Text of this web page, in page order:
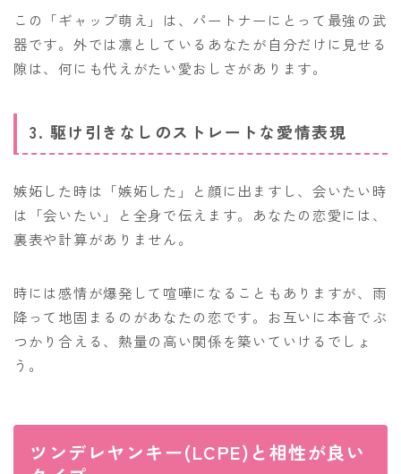
この「ギャップ萌え」は、パートナーにとって最強の武
器です。外では凛としているあなたが自分だけに見せる
隙は、何にも代えがたい愛おしさがあります。
3. 駆け引きなしのストレートな愛情表現
嫉妬した時は「嫉妬した」と顔に出ますし、会いたい時
は「会いたい」と全身で伝えます。あなたの恋愛には、
裏表や計算がありません。
時には感情が爆発して喧嘩になることもありますが、雨
降って地固まるのがあなたの恋です。お互いに本音でぶ
つかり合える、熱量の高い関係を築いていけるでしょ
う。
ツンデレヤンキー(LCPE)と相性が良い